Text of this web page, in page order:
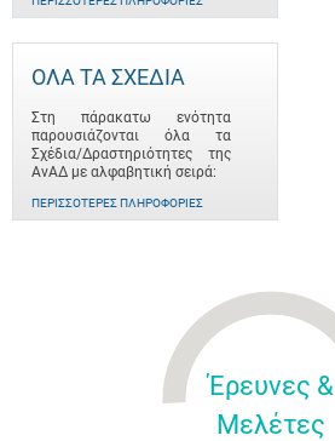
ΟΛΑ ΤΑ ΣΧΕΔΙΑ
Στη πάρακατω ενότητα
παρουσιάζονται όλα τα
Σχέδια/Δραστηριότητες της
ΑνΑΔ με αλφαβητική σειρά:
ΠΕΡΙΣΣΌΤΕΡΕΣ ΠΛΗΡΟΦΟΡΊΕΣ
Έρευνες &
Μελέτες